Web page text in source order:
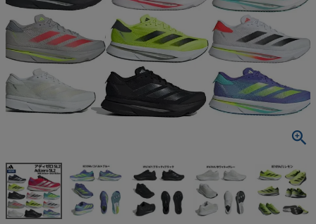
商品が見つからない方はこちら
最近閲覧した商品
ZERO
(税込)